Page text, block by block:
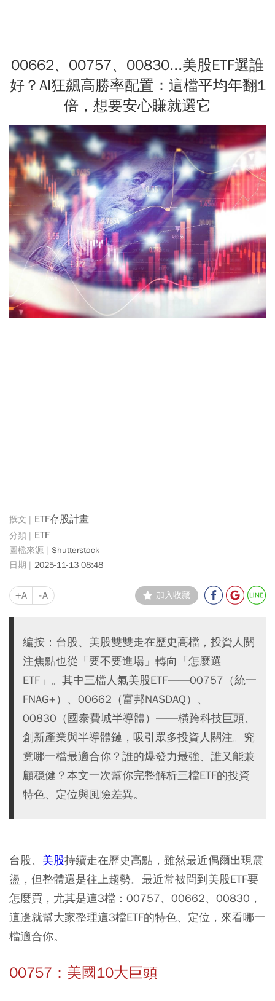
00662、00757、00830...美股ETF選誰
好？AI狂飆高勝率配置：這檔平均年翻1
倍，想要安心賺就選它
ETF存股計畫
ETF
Shutterstock
2025-11-13 08:48
+A -A 加入收藏
編按：台股、美股雙雙走在歷史高檔，投資人關
注焦點也從「要不要進場」轉向「怎麼選
ETF」。其中三檔人氣美股ETF——00757（統一
FNAG+）、00662（富邦NASDAQ）、
00830（國泰費城半導體）——橫跨科技巨頭、
創新產業與半導體鏈，吸引眾多投資人關注。究
竟哪一檔最適合你？誰的爆發力最強、誰又能兼
顧穩健？本文一次幫你完整解析三檔ETF的投資
特色、定位與風險差異。
台股、 美股持續走在歷史高點，雖然最近偶爾出現震
盪，但整體還是往上趨勢。最近常被問到美股ETF要
怎麼買，尤其是這3檔：00757、00662、00830，
這邊就幫大家整理這3檔ETF的特色、定位，來看哪一
檔適合你。
00757：美國10大巨頭